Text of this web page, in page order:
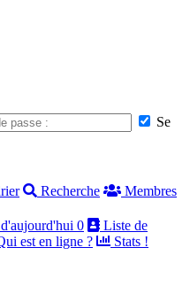
Se
Recherche
Membres
0
Liste de
est en ligne ?
Stats !